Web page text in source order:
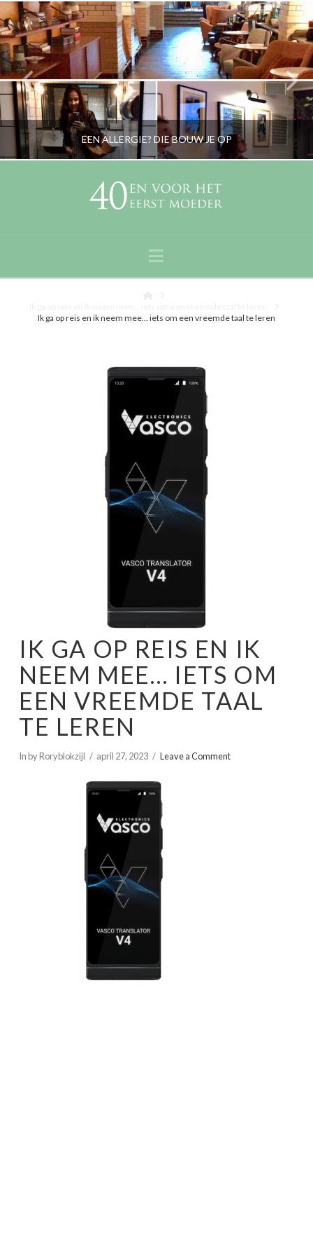
EEN ALLERGIE? DIE BOUW JE OP
RORYBLOKZIJL
Navigation
Ik ga op reis en ik neem mee... iets om een vreemde taal te leren
IK GA OP REIS EN IK
NEEM MEE… IETS OM
EEN VREEMDE TAAL
TE LEREN
In by Roryblokzijl april 27, 2023 Leave a Comment